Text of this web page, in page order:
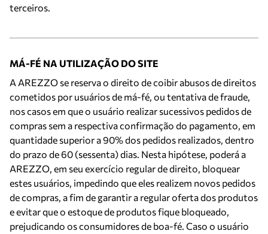
terceiros.
MÁ-FÉ NA UTILIZAÇÃO DO SITE
A AREZZO se reserva o direito de coibir abusos de direitos
cometidos por usuários de má-fé, ou tentativa de fraude,
nos casos em que o usuário realizar sucessivos pedidos de
compras sem a respectiva confirmação do pagamento, em
quantidade superior a 90% dos pedidos realizados, dentro
do prazo de 60 (sessenta) dias. Nesta hipótese, poderá a
AREZZO, em seu exercício regular de direito, bloquear
estes usuários, impedindo que eles realizem novos pedidos
de compras, a fim de garantir a regular oferta dos produtos
e evitar que o estoque de produtos fique bloqueado,
prejudicando os consumidores de boa-fé. Caso o usuário